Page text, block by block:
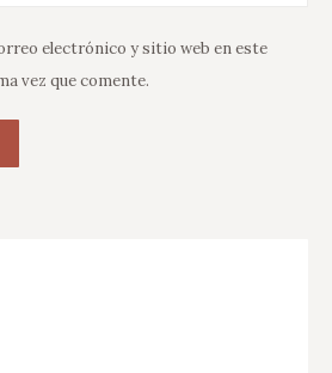
electrónico y sitio web en este
vez que comente.